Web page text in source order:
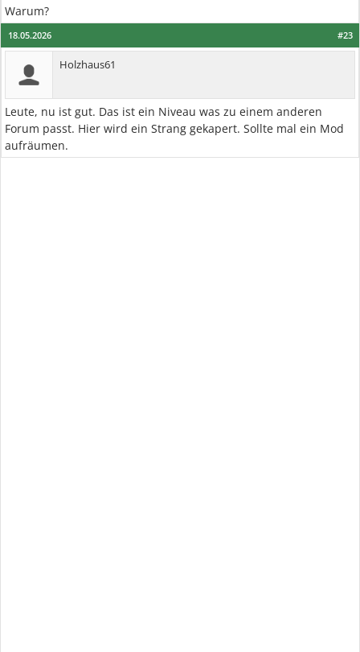
Warum?
#23
18.05.2026
Holzhaus61
Leute, nu ist gut. Das ist ein Niveau was zu einem anderen
Forum passt. Hier wird ein Strang gekapert. Sollte mal ein Mod
aufräumen.